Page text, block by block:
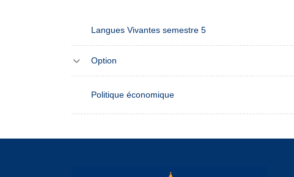
Langues Vivantes semestre 5
Option
Politique économique